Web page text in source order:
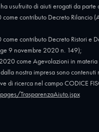
usufruito di aiuti erogati da parte
contributo Decreto Rilancio
contributo Decreto Ristori e
9 novembre 2020 n. 149);
come Agevolazioni in
nostra impresa sono contenuti
di ricerca nel campo CODICE
TrasparenzaAiuto.jspx